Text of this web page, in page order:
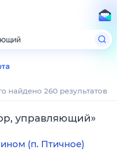
найдено 260 результатов
управляющий»
(п. Птичное)